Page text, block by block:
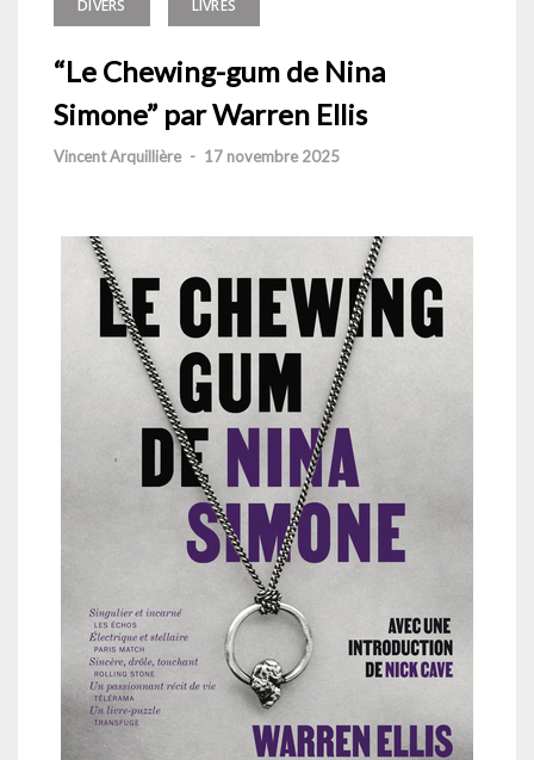
DIVERS LIVRES
“Le Chewing-gum de Nina
Simone” par Warren Ellis
Vincent Arquillière - 17 novembre 2025